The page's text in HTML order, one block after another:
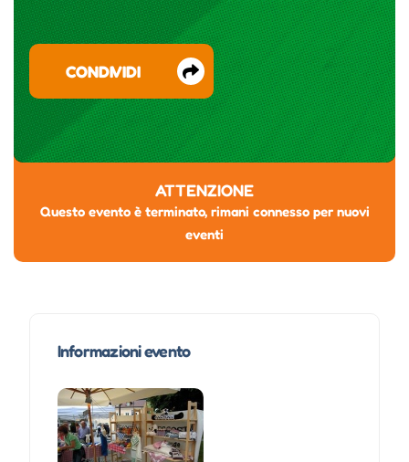
CONDIVIDI
ATTENZIONE
Questo evento è terminato, rimani connesso per nuovi
eventi
Informazioni evento